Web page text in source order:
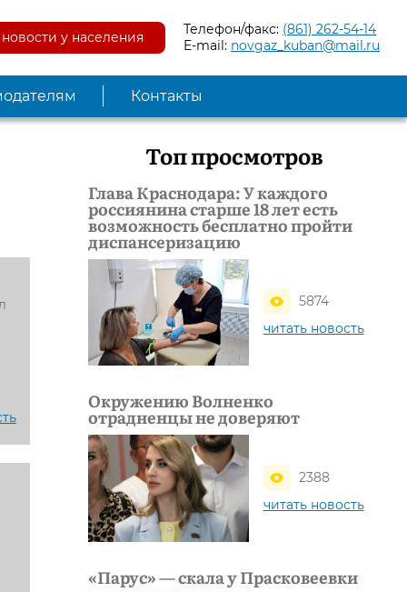
у населения Телефон/факс: (861) 262-54-14
E-mail: novgaz_kuban@mail.ru
Контакты
Топ просмотров
Глава Краснодара: У каждого
россиянина старше 18 лет есть
возможность бесплатно пройти
диспансеризацию
5874
читать новость
Окружению Волненко
отрадненцы не доверяют
2388
читать новость
«Парус» — скала у Прасковеевки